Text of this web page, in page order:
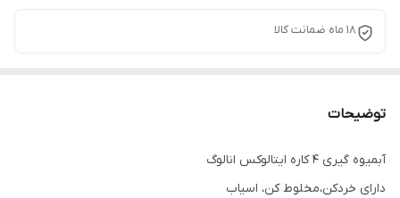
18 ماه ضمانت کالا
توضیحات
آبمیوه گیری ۴ کاره ایتالوکس انالوگ
دارای خردکن،مخلوط کن، اسیاب